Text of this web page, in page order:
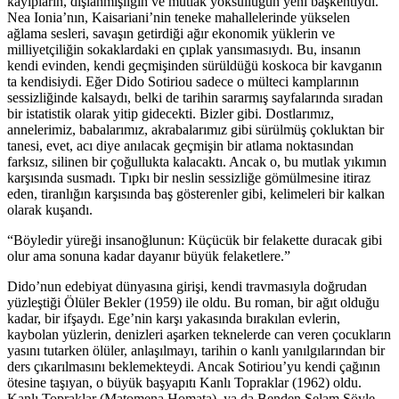
Nea Ionia’nın, Kaisariani’nin teneke mahallelerinde yükselen
ağlama sesleri, savaşın getirdiği ağır ekonomik yüklerin ve
milliyetçiliğin sokaklardaki en çıplak yansımasıydı. Bu, insanın
kendi evinden, kendi geçmişinden sürüldüğü koskoca bir kavganın
ta kendisiydi. Eğer Dido Sotiriou sadece o mülteci kamplarının
sessizliğinde kalsaydı, belki de tarihin sararmış sayfalarında sıradan
bir istatistik olarak yitip gidecekti. Bizler gibi. Dostlarımız,
annelerimiz, babalarımız, akrabalarımız gibi sürülmüş çokluktan bir
tanesi, evet, acı diye anılacak geçmişin bir atlama noktasından
farksız, silinen bir çoğullukta kalacaktı. Ancak o, bu mutlak yıkımın
karşısında susmadı. Tıpkı bir neslin sessizliğe gömülmesine itiraz
eden, tiranlığın karşısında baş gösterenler gibi, kelimeleri bir kalkan
olarak kuşandı.
“Böyledir yüreği insanoğlunun: Küçücük bir felakette duracak gibi
olur ama sonuna kadar dayanır büyük felaketlere.”
Dido’nun edebiyat dünyasına girişi, kendi travmasıyla doğrudan
yüzleştiği Ölüler Bekler (1959) ile oldu. Bu roman, bir ağıt olduğu
kadar, bir ifşaydı. Ege’nin karşı yakasında bırakılan evlerin,
kaybolan yüzlerin, denizleri aşarken teknelerde can veren çocukların
yasını tutarken ölüler, anlaşılmayı, tarihin o kanlı yanılgılarından bir
ders çıkarılmasını beklemekteydi. Ancak Sotiriou’yu kendi çağının
ötesine taşıyan, o büyük başyapıtı Kanlı Topraklar (1962) oldu.